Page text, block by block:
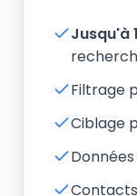
Jusqu'à
Filtrage
Ciblage
Données
Contacts